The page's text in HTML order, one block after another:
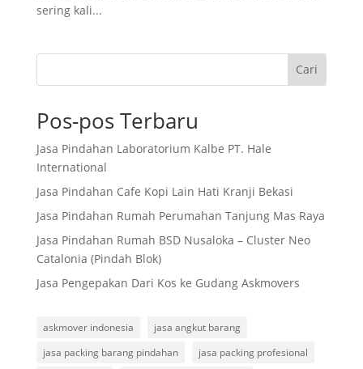
sering kali...
Cari
Pos-pos Terbaru
Jasa Pindahan Laboratorium Kalbe PT. Hale
International
Jasa Pindahan Cafe Kopi Lain Hati Kranji Bekasi
Jasa Pindahan Rumah Perumahan Tanjung Mas Raya
Jasa Pindahan Rumah BSD Nusaloka – Cluster Neo
Catalonia (Pindah Blok)
Jasa Pengepakan Dari Kos ke Gudang Askmovers
askmover indonesia
jasa angkut barang
jasa packing barang pindahan
jasa packing profesional